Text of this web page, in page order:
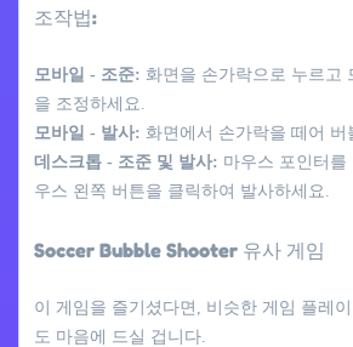
조작법:
모바일 - 조준: 화면을 손가락으로 누르고
을 조정하세요.
모바일 - 발사: 화면에서 손가락을 떼어 버
데스크톱 - 조준 및 발사: 마우스 포인터
우스 왼쪽 버튼을 클릭하여 발사하세요.
Soccer Bubble Shooter 유사 게임
이 게임을 즐기셨다면, 비슷한 게임 플레
도 마음에 드실 겁니다.